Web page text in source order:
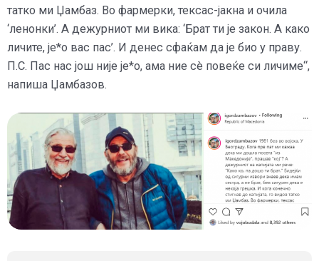
татко ми Џамбаз. Во фармерки, тексас-јакна и очила
‘ленонки’. А дежурниот ми вика: ‘Брат ти је закон. А како
личите, је*о вас пас’. И денес сфаќам да је био у праву.
П.С. Пас нас још није је*о, ама ние сè повеќе си личиме“,
напиша Џамбазов.